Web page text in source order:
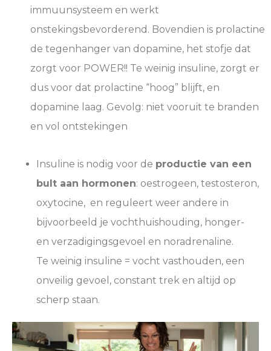
immuunsysteem en werkt
onstekingsbevorderend. Bovendien is prolactine
de tegenhanger van dopamine, het stofje dat
zorgt voor POWER!! Te weinig insuline, zorgt er
dus voor dat prolactine “hoog” blijft, en
dopamine laag. Gevolg: niet vooruit te branden
en vol ontstekingen
Insuline is nodig voor de productie van een
bult aan hormonen: oestrogeen, testosteron,
oxytocine, en reguleert weer andere in
bijvoorbeeld je vochthuishouding, honger-
en verzadigingsgevoel en noradrenaline.
Te weinig insuline = vocht vasthouden, een
onveilig gevoel, constant trek en altijd op
scherp staan.